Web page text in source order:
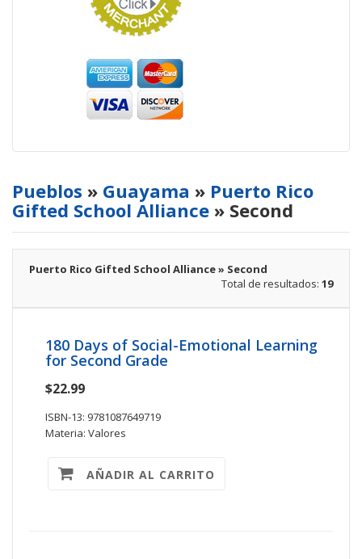
Pueblos » Guayama » Puerto Rico
Gifted School Alliance » Second
Puerto Rico Gifted School Alliance » Second
Total de resultados: 19
180 Days of Social-Emotional Learning
for Second Grade
$22.99
ISBN-13: 9781087649719
Materia: Valores
AÑADIR AL CARRITO